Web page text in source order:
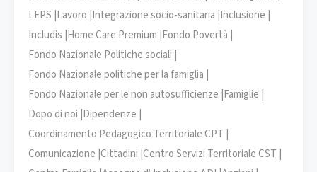
LEPS |Lavoro |Integrazione socio-sanitaria |Inclusione |
Includis |Home Care Premium |Fondo Povertà |
Fondo Nazionale Politiche sociali |
Fondo Nazionale politiche per la famiglia |
Fondo Nazionale per le non autosufficienze |Famiglie |
Dopo di noi |Dipendenze |
Coordinamento Pedagogico Territoriale CPT |
Comunicazione |Cittadini |Centro Servizi Territoriale CST |